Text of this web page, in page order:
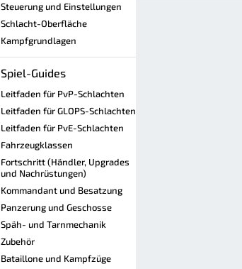
Steuerung und Einstellungen
Schlacht-Oberfläche
Kampfgrundlagen
Spiel-Guides
Leitfaden für PvP-Schlachten
Leitfaden für GLOPS-Schlachten
Leitfaden für PvE-Schlachten
Fahrzeugklassen
Fortschritt (Händler, Upgrades
und Nachrüstungen)
Kommandant und Besatzung
Panzerung und Geschosse
Späh- und Tarnmechanik
Zubehör
Bataillone und Kampfzüge